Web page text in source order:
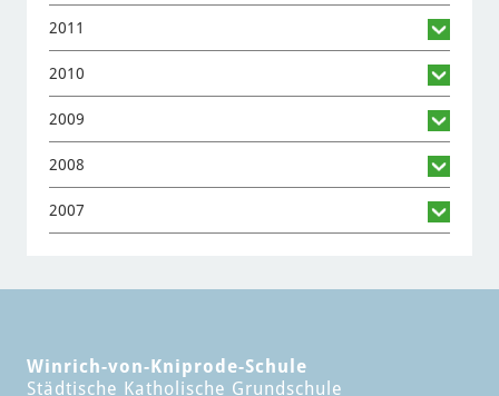
2011
2010
2009
2008
2007
Winrich-von-Kniprode-Schule
Städtische Katholische Grundschule